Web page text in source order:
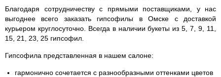
Благодаря сотрудничеству с прямыми поставщиками, у нас
выгоднее всего заказать гипсофилы в Омске с доставкой
курьером круглосуточно. Всегда в наличии букеты из 5, 7, 9, 11,
15, 21, 23, 25 гипсофил.
Гипсофила представленная в нашем салоне:
гармонично сочетается с разнообразными оттенками цветов